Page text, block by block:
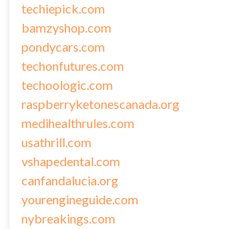
techiepick.com
bamzyshop.com
pondycars.com
techonfutures.com
techoologic.com
raspberryketonescanada.org
medihealthrules.com
usathrill.com
vshapedental.com
canfandalucia.org
yourengineguide.com
nybreakings.com